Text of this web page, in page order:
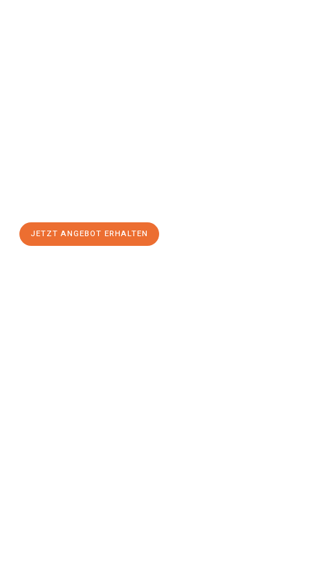
JETZT ANGEBOT ERHALTEN